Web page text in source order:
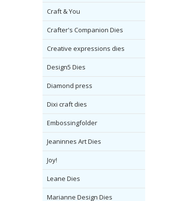
Craft & You
Crafter's Companion Dies
Creative expressions dies
Design5 Dies
Diamond press
Dixi craft dies
Embossingfolder
Jeaninnes Art Dies
Joy!
Leane Dies
Marianne Design Dies